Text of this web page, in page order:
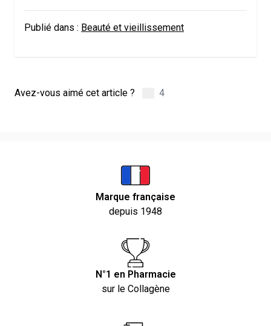
Publié dans : Beauté et vieillissement
Avez-vous aimé cet article ? 4
Marque française
depuis 1948
N°1 en Pharmacie
sur le Collagène